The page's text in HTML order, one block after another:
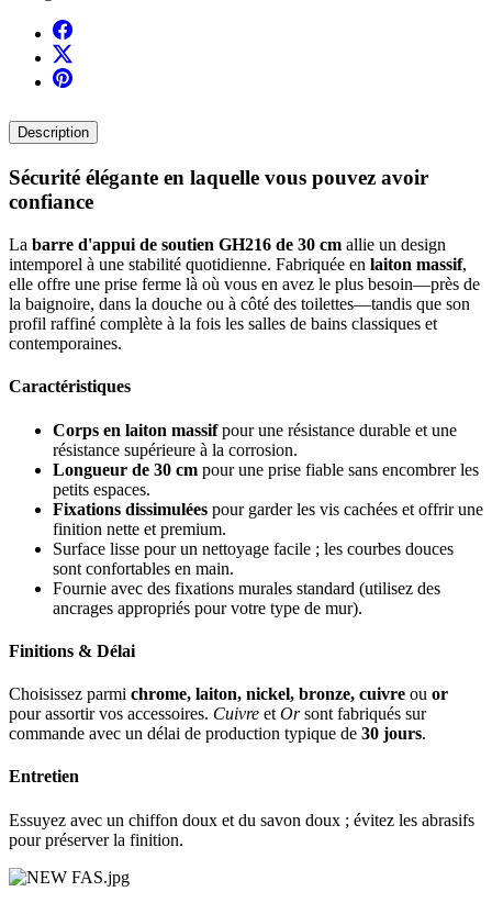
Description
Sécurité élégante en laquelle vous pouvez avoir
confiance
La barre d'appui de soutien GH216 de 30 cm allie un design
intemporel à une stabilité quotidienne. Fabriquée en laiton massif,
elle offre une prise ferme là où vous en avez le plus besoin—près de
la baignoire, dans la douche ou à côté des toilettes—tandis que son
profil raffiné complète à la fois les salles de bains classiques et
contemporaines.
Caractéristiques
Corps en laiton massifpour une résistance durable et une
résistance supérieure à la corrosion.
Longueur de 30 cm pour une prise fiable sans encombrer les
petits espaces.
Fixations dissimulées pour garder les vis cachées et offrir une
finition nette et premium.
Surface lisse pour un nettoyage facile ; les courbes douces
sont confortables en main.
Fournie avec des fixations murales standard (utilisez des
ancrages appropriés pour votre type de mur).
Finitions & Délai
Choisissez parmi chrome, laiton, nickel, bronze, cuivre ou or
pour assortir vos accessoires. Cuivre et Orsont fabriqués sur
commande avec un délai de production typique de 30 jours.
Entretien
Essuyez avec un chiffon doux et du savon doux ; évitez les abrasifs
pour préserver la finition.